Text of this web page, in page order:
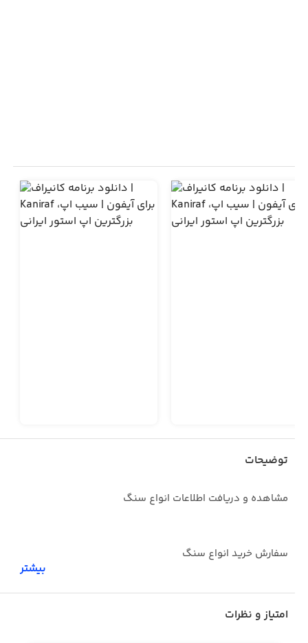
توضیحات
مشاهده و دریافت اطلاعات انواع سنگ
سفارش خرید انواع سنگ
مطالب و مقالات مرتبط با سنگ ها
بیشتر
امتیاز و نظرات